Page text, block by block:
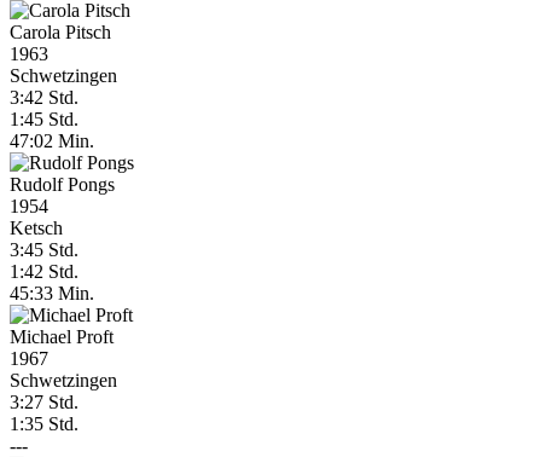
Carola Pitsch
1963
Schwetzingen
3:42 Std.
1:45 Std.
47:02 Min.
Rudolf Pongs
1954
Ketsch
3:45 Std.
1:42 Std.
45:33 Min.
Michael Proft
1967
Schwetzingen
3:27 Std.
1:35 Std.
---